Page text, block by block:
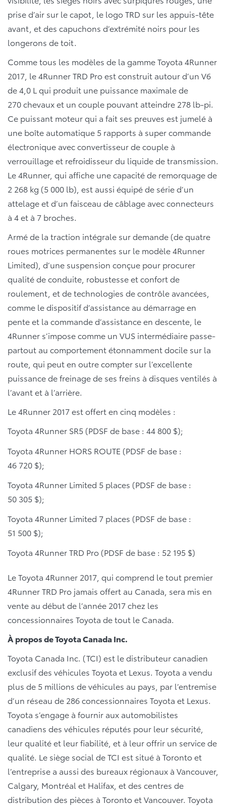
prise d’air sur le capot, le logo TRD sur les appuis-tête
avant, et des capuchons d’extrémité noirs pour les
longerons de toit.
Comme tous les modèles de la gamme Toyota 4Runner
2017, le 4Runner TRD Pro est construit autour d’un V6
de 4,0 L qui produit une puissance maximale de
270 chevaux et un couple pouvant atteindre 278 lb-pi.
Ce puissant moteur qui a fait ses preuves est jumelé à
une boîte automatique 5 rapports à super commande
électronique avec convertisseur de couple à
verrouillage et refroidisseur du liquide de transmission.
Le 4Runner, qui affiche une capacité de remorquage de
2 268 kg (5 000 lb), est aussi équipé de série d’un
attelage et d’un faisceau de câblage avec connecteurs
à 4 et à 7 broches.
Armé de la traction intégrale sur demande (de quatre
roues motrices permanentes sur le modèle 4Runner
Limited), d’une suspension conçue pour procurer
qualité de conduite, robustesse et confort de
roulement, et de technologies de contrôle avancées,
comme le dispositif d’assistance au démarrage en
pente et la commande d’assistance en descente, le
4Runner s’impose comme un VUS intermédiaire passe-
partout au comportement étonnamment docile sur la
route, qui peut en outre compter sur l’excellente
puissance de freinage de ses freins à disques ventilés à
l’avant et à l’arrière.
Le 4Runner 2017 est offert en cinq modèles :
Toyota 4Runner SR5 (PDSF de base : 44 800 $);
Toyota 4Runner HORS ROUTE (PDSF de base :
46 720 $);
Toyota 4Runner Limited 5 places (PDSF de base :
50 305 $);
Toyota 4Runner Limited 7 places (PDSF de base :
51 500 $);
Toyota 4Runner TRD Pro (PDSF de base : 52 195 $)
Le Toyota 4Runner 2017, qui comprend le tout premier
4Runner TRD Pro jamais offert au Canada, sera mis en
vente au début de l’année 2017 chez les
concessionnaires Toyota de tout le Canada.
À propos de Toyota Canada Inc.
Toyota Canada Inc. (TCI) est le distributeur canadien
exclusif des véhicules Toyota et Lexus. Toyota a vendu
plus de 5 millions de véhicules au pays, par l’entremise
d’un réseau de 286 concessionnaires Toyota et Lexus.
Toyota s’engage à fournir aux automobilistes
canadiens des véhicules réputés pour leur sécurité,
leur qualité et leur fiabilité, et à leur offrir un service de
qualité. Le siège social de TCI est situé à Toronto et
l’entreprise a aussi des bureaux régionaux à Vancouver,
Calgary, Montréal et Halifax, et des centres de
distribution des pièces à Toronto et Vancouver. Toyota